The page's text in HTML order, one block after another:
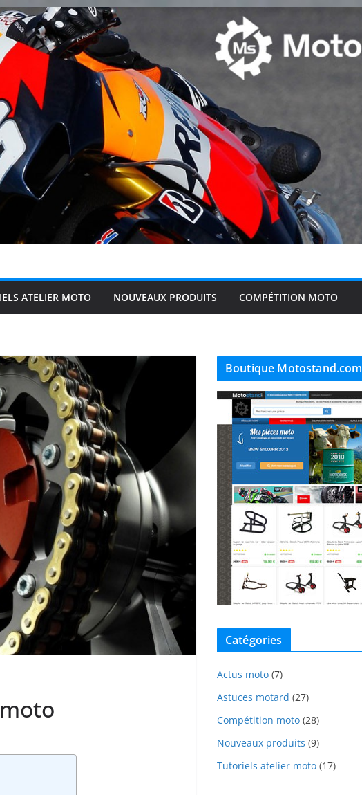
ATELIER MOTO NOUVEAUX PRODUITS COMPÉTITION MOTO
Boutique Motostand.com
Catégories
Actus moto (7)
Astuces motard (27)
Compétition moto (28)
Nouveaux produits (9)
Tutoriels atelier moto (17)